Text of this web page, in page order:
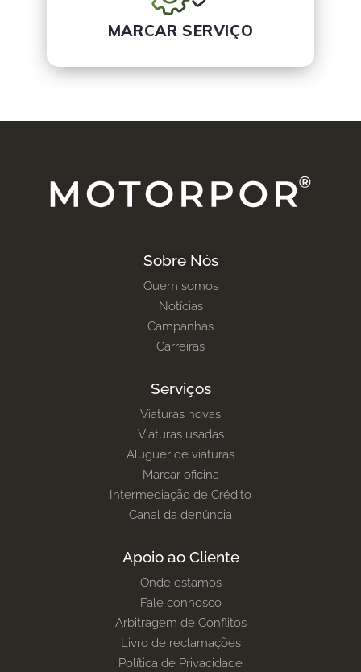
MARCAR SERVIÇO
Sobre Nós
Quem somos
Notícias
Campanhas
Carreiras
Serviços
Viaturas novas
Viaturas usadas
Aluguer de viaturas
Marcar oficina
Intermediação de Crédito
Canal da denúncia
Apoio ao Cliente
Onde estamos
Fale connosco
Arbitragem de Conflitos
Livro de reclamações
Política de Privacidade